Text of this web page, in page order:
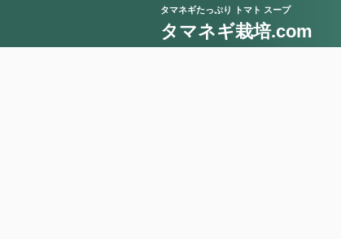
タマネギたっぷり トマト スープ
タマネギ栽培.com